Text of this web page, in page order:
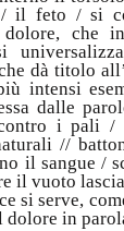
/ il feto / si
che
dà titolo
intensi
dalle
i pali
//
il sangue /
il vuoto
si serve,
dolore in